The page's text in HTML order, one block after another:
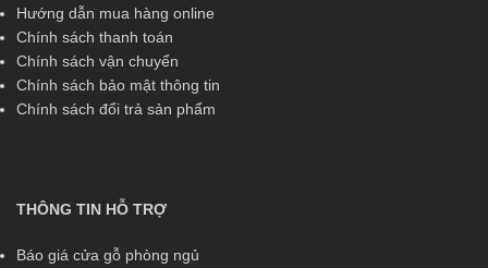
Hướng dẫn mua hàng online
Chính sách thanh toán
Chính sách vận chuyển
Chính sách bảo mật thông tin
Chính sách đổi trả sản phẩm
THÔNG TIN HỖ TRỢ
Báo giá cửa gỗ phòng ngủ